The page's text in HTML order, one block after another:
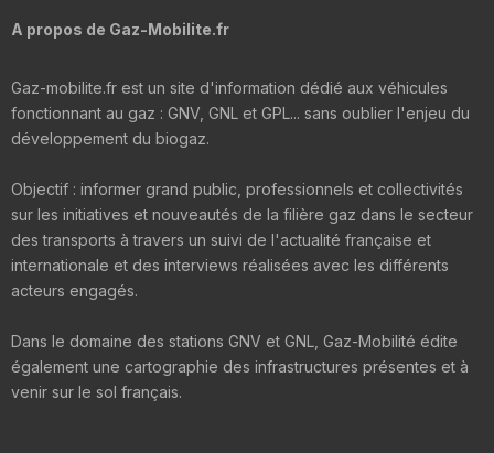
A propos de Gaz-Mobilite.fr
Gaz-mobilite.fr est un site d'information dédié aux véhicules
fonctionnant au gaz : GNV, GNL et GPL... sans oublier l'enjeu du
développement du biogaz.
Objectif : informer grand public, professionnels et collectivités
sur les initiatives et nouveautés de la filière gaz dans le secteur
des transports à travers un suivi de l'actualité française et
internationale et des interviews réalisées avec les différents
acteurs engagés.
Dans le domaine des stations GNV et GNL, Gaz-Mobilité édite
également une cartographie des infrastructures présentes et à
venir sur le sol français.